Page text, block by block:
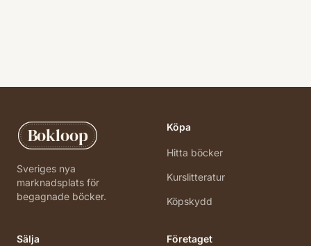
Bokloop
Sveriges nya
marknadsplats för
begagnade böcker.
Köpa
Hitta böcker
Kurslitteratur
Köpskydd
Sälja Företaget